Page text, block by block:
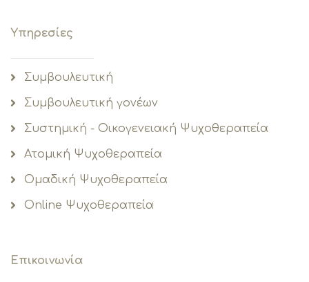
Υπηρεσίες
Συμβουλευτική
Συμβουλευτική γονέων
Συστημική - Οικογενειακή Ψυχοθεραπεία
Ατομική Ψυχοθεραπεία
Ομαδική Ψυχοθεραπεία
Online Ψυχοθεραπεία
Επικοινωνία